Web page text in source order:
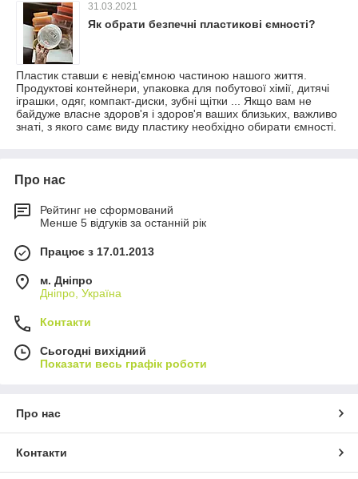
31.03.2021
Як обрати безпечні пластикові ємності?
Пластик ставши є невід'ємною частиною нашого життя.
Продуктові контейнери, упаковка для побутової хімії, дитячі
іграшки, одяг, компакт-диски, зубні щітки ... Якщо вам не
байдуже власне здоров'я і здоров'я ваших близьких, важливо
знаті, з якого самє виду пластику необхідно обирати ємності.
Про нас
Рейтинг не сформований
Менше 5 відгуків за останній рік
Працює з 17.01.2013
м. Дніпро
Дніпро, Україна
Контакти
Сьогодні вихідний
Показати весь графік роботи
Про нас
Контакти